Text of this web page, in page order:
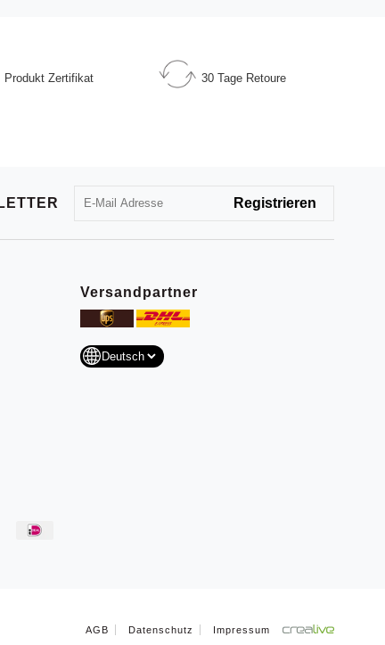
Produkt Zertifikat 30 Tage Retoure
Versandpartner
AGB Datenschutz Impressum